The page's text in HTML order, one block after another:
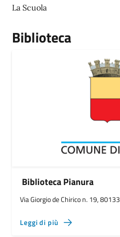
La Scuola
Biblioteca
Biblioteca Pianura
Via Giorgio de Chirico n. 19, 80133
Leggi di più